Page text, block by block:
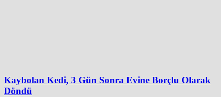
Kaybolan Kedi, 3 Gün Sonra Evine Borçlu Olarak
Döndü